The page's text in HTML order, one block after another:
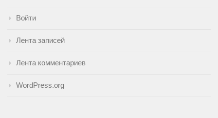
Войти
Лента записей
Лента комментариев
WordPress.org